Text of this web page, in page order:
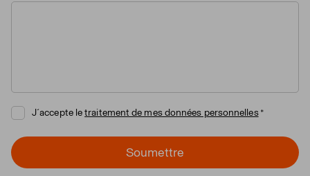
J´accepte letraitement de mes données personnelles
Soumettre